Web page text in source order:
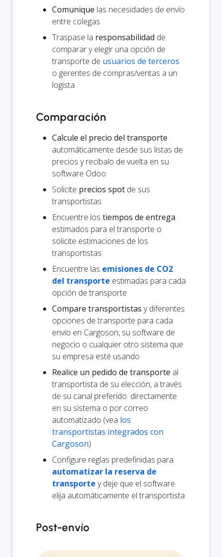
Comunique las necesidades de envío
entre colegas
Traspase la responsabilidad de
comparar y elegir una opción de
transporte de usuarios de terceros
o gerentes de compras/ventas a un
logista
Comparación
Calcule el precio del transporte
automáticamente desde sus listas de
precios y recíbalo de vuelta en su
software Odoo
Solicite precios spot de sus
transportistas
Encuentre los tiempos de entrega
estimados para el transporte o
solicite estimaciones de los
transportistas
Encuentre las emisiones de CO2
del transporte estimadas para cada
opción de transporte
Compare transportistas y diferentes
opciones de transporte para cada
envío en Cargoson, su software de
negocio o cualquier otro sistema que
su empresa esté usando
Realice un pedido de transporte al
transportista de su elección, a través
de su canal preferido: directamente
en su sistema o por correo
automatizado (vea los
transportistas integrados con
Cargoson)
Configure reglas predefinidas para
automatizar la reserva de
transporte y deje que el software
elija automáticamente el transportista
Post-envío